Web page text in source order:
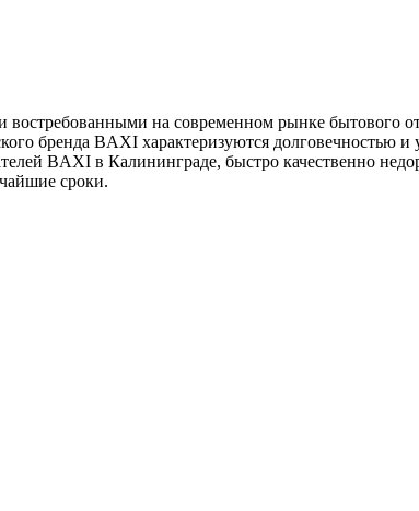
востребованными на современном рынке бытового
бренда BAXI характеризуются долговечностью
BAXI в Калининграде, быстро качественно
сроки.